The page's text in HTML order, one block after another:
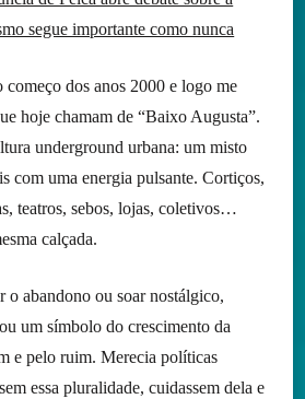
segue importante como nunca
começo dos anos 2000 e logo me
hoje chamam de “Baixo Augusta”.
underground urbana: um misto
com uma energia pulsante. Cortiços,
teatros, sebos, lojas, coletivos…
calçada.
o abandono ou soar nostálgico,
um símbolo do crescimento da
e pelo ruim. Merecia políticas
essa pluralidade, cuidassem dela e